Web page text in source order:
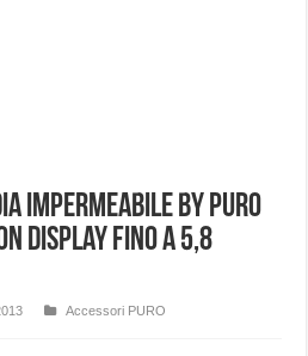
impermeabile by Puro
display fino a 5,8
Accessori PURO